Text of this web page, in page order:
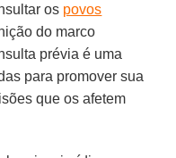
os povos
do marco
prévia é uma
para promover sua
que os afetem